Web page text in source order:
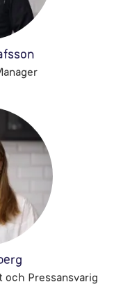
och Pressansvarig